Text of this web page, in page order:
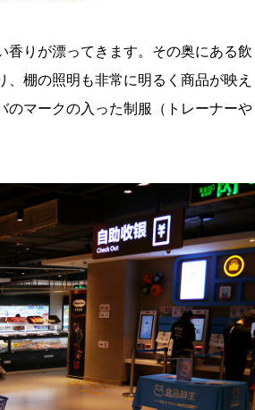
香りが漂ってきます。その奥にある飲
棚の照明も非常に明るく商品が映え
のマークの入った制服（トレーナーや